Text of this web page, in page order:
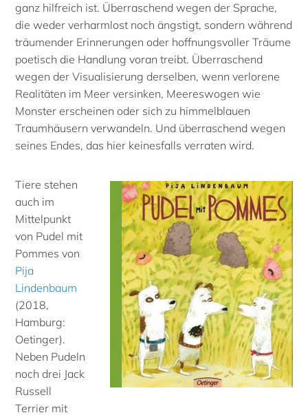
ganz hilfreich ist. Überraschend wegen der Sprache,
die weder verharmlost noch ängstigt, sondern während
träumender Erinnerungen oder hoffnungsvoller Träume
poetisch die Handlung voran treibt. Überraschend
wegen der Visualisierung derselben, wenn verlorene
Realitäten im Meer versinken, Meereswogen wie
Monster erscheinen oder sich zu himmelblauen
Traumhäusern verwandeln. Und überraschend wegen
seines Endes, das hier keinesfalls verraten wird.
Tiere stehen
auch im
Mittelpunkt
von Pudel mit
Pommes von
Pija
Lindenbaum
(2018,
Hamburg:
Oetinger).
Neben Pudeln
noch drei Jack
Russell
Terrier mit